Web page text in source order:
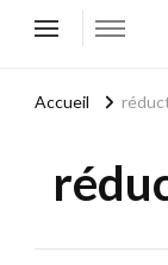
Accueil